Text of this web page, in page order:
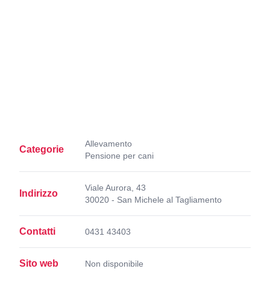
Categorie
Allevamento
Pensione per cani
Indirizzo
Viale Aurora, 43
30020 - San Michele al Tagliamento
Contatti 0431 43403
Sito web Non disponibile